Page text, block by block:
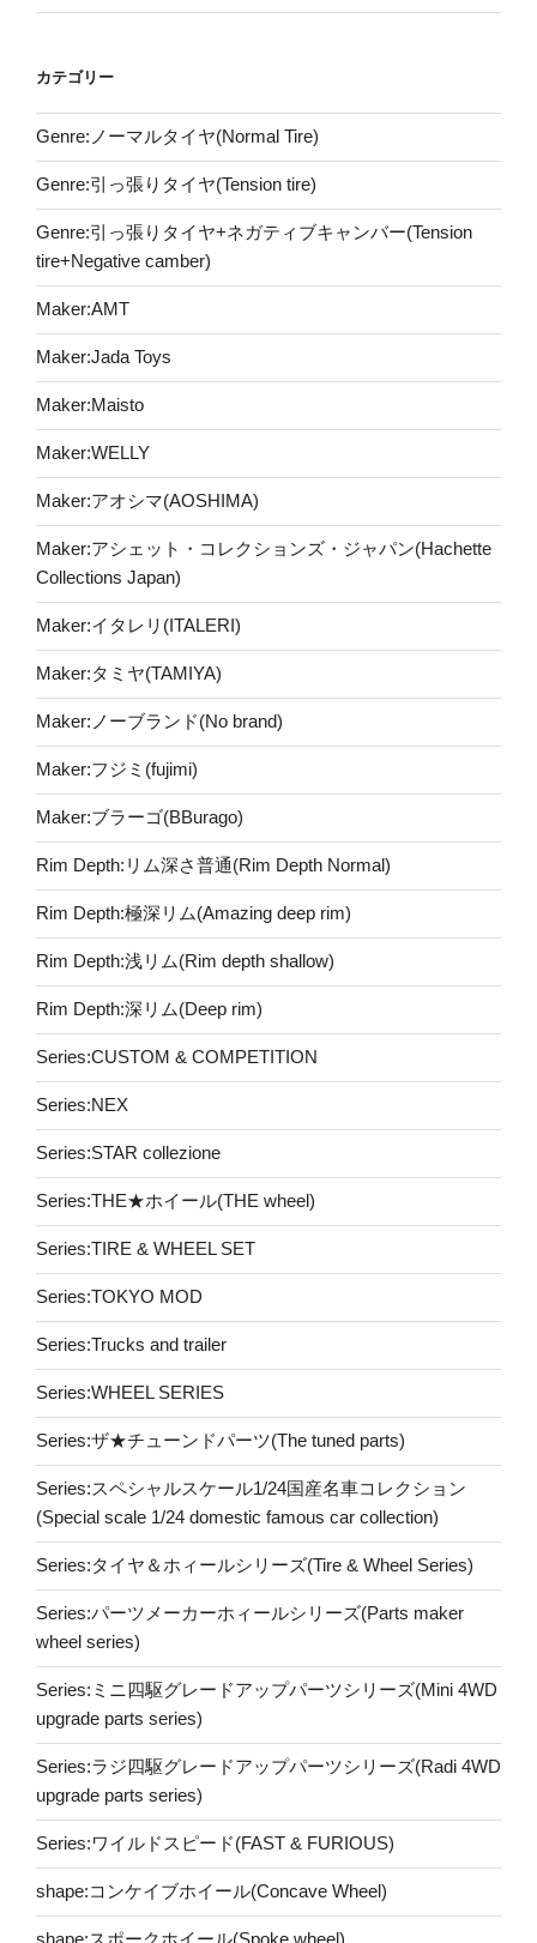
カテゴリー
Genre:ノーマルタイヤ(Normal Tire)
Genre:引っ張りタイヤ(Tension tire)
Genre:引っ張りタイヤ+ネガティブキャンバー(Tension
tire+Negative camber)
Maker:AMT
Maker:Jada Toys
Maker:Maisto
Maker:WELLY
Maker:アオシマ(AOSHIMA)
Maker:アシェット・コレクションズ・ジャパン(Hachette
Collections Japan)
Maker:イタレリ(ITALERI)
Maker:タミヤ(TAMIYA)
Maker:ノーブランド(No brand)
Maker:フジミ(fujimi)
Maker:ブラーゴ(BBurago)
Rim Depth:リム深さ普通(Rim Depth Normal)
Rim Depth:極深リム(Amazing deep rim)
Rim Depth:浅リム(Rim depth shallow)
Rim Depth:深リム(Deep rim)
Series:CUSTOM & COMPETITION
Series:NEX
Series:STAR collezione
Series:THE★ホイール(THE wheel)
Series:TIRE & WHEEL SET
Series:TOKYO MOD
Series:Trucks and trailer
Series:WHEEL SERIES
Series:ザ★チューンドパーツ(The tuned parts)
Series:スペシャルスケール1/24国産名車コレクション
(Special scale 1/24 domestic famous car collection)
Series:タイヤ＆ホィールシリーズ(Tire & Wheel Series)
Series:パーツメーカーホィールシリーズ(Parts maker
wheel series)
Series:ミニ四駆グレードアップパーツシリーズ(Mini 4WD
upgrade parts series)
Series:ラジ四駆グレードアップパーツシリーズ(Radi 4WD
upgrade parts series)
Series:ワイルドスピード(FAST & FURIOUS)
shape:コンケイブホイール(Concave Wheel)
shape:スポークホイール(Spoke wheel)